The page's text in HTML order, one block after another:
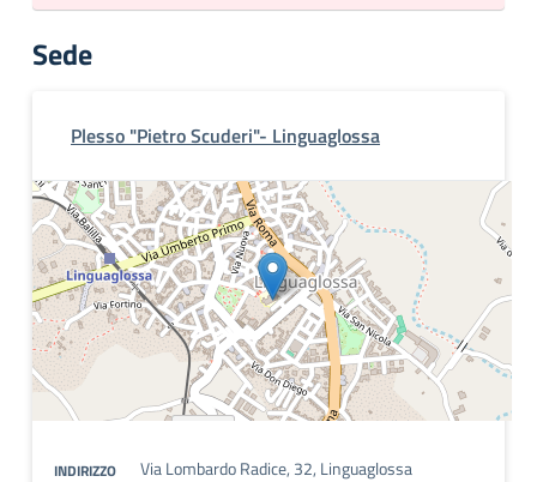
Sede
Plesso "Pietro Scuderi"- Linguaglossa
INDIRIZZO Via Lombardo Radice, 32, Linguaglossa